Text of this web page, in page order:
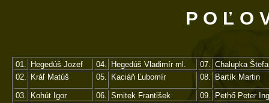
P O Ľ O
01. Hegedúš Jozef 04. Hegedúš Vladimír ml. 07. Chalupka
02.
Kráľ Matúš 05. Kaciáň Ľubomír 08. Bartík Martin
03. Kohút Igor 06. Smitek František 09.
Pethő Peter